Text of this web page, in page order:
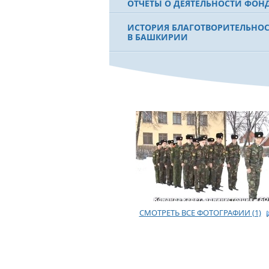
ОТЧЕТЫ О ДЕЯТЕЛЬНОСТИ
ИСТОРИЯ
В БАШКИРИИ
МУРТАЗЕ РАХИМОВЕ
СМОТРЕТЬ ВСЕ ФОТОГРАФИИ (1)